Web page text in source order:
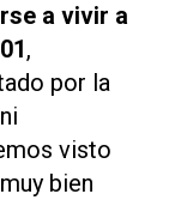
a vivir a
,
por la
visto
bien